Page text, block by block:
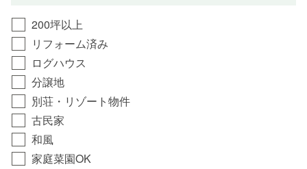
200坪以上
リフォーム済み
ログハウス
分譲地
別荘・リゾート物件
古民家
和風
家庭菜園OK